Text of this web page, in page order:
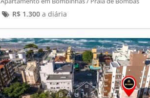
R$ 1.300a diária